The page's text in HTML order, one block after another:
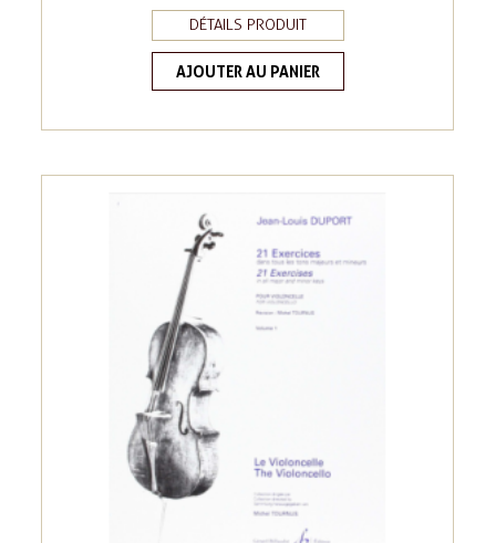
DÉTAILS PRODUIT
AJOUTER AU PANIER